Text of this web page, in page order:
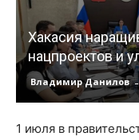
Хакасия
нацпроектов и
Владимир Данилов -
1 июля в